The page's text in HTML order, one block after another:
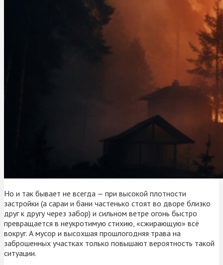
Но и так бывает не всегда — при высокой плотности
застройки (а сараи и бани частенько стоят во дворе близко
друг к другу через забор) и сильном ветре огонь быстро
превращается в неукротимую стихию, «сжирающую» всё
вокруг. А мусор и высохшая прошлогодняя трава на
заброшенных участках только повышают вероятность такой
ситуации.